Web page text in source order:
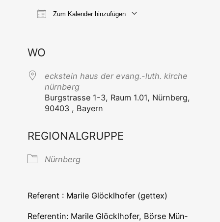
Zum Kalender hinzufügen
WO
eck­stein haus der evang.-luth. kir­che
nürnberg
Burg­stras­se 1-3, Raum 1.01, Nürn­berg,
90403 , Bayern
REGIONALGRUPPE
Nürn­berg
Refe­rent : Mari­le Glöck­lho­fer (get­tex)
Refe­ren­tin: Mari­le Glöck­lho­fer, Bör­se Mün­